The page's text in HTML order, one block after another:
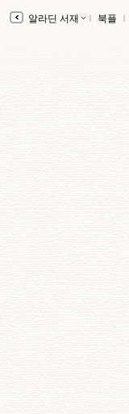
알라딘 서재 ｌ 북플 ｌ